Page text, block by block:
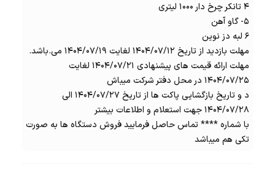
۴ تانکر چرخ دار ۱۰۰۰ لیتری
۵- گاو آهن
۶ لبه دز نوین
مهلت بازدید از تاریخ ۱۴۰۴/۰۷/۱۲ لغایت ۱۴۰۴/۰۷/۱۹ می.باشد.
مهلت ارائه قیمت های پیشنهادی ۱۴۰۴/۰۷/۲۱ لغایت
۱۴۰۴/۰۷/۲۵ در محل دفتر شرکت میباش
د و تاریخ بازگشایی پاکت ها از تاریخ ۱۴۰۴/۰۷/۲۷ الی
۱۴۰۴/۰۷/۲۸ جهت استعلام و اطلاعات بیشتر
با شماره **** تماس حاصل فرمایید فروش دستگاه ها به صورت
تکی هم میباشد